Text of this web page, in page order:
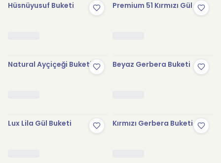
Hüsnüyusuf Buketi Premium 51 Kırmızı Gül
Natural Ayçiçeği Buketi Beyaz Gerbera Buketi
Lux Lila Gül Buketi Kırmızı Gerbera Buketi